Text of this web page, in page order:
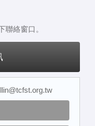
聯絡窗口。